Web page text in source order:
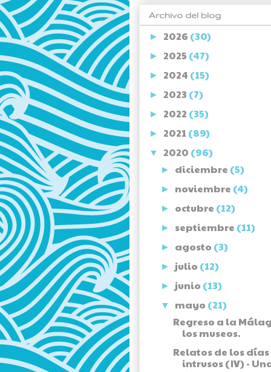
Archivo del blog
► 2026 (30)
► 2025 (47)
► 2024 (15)
► 2023 (7)
► 2022 (35)
► 2021 (89)
▼ 2020 (96)
► diciembre (5)
► noviembre (4)
► octubre (12)
► septiembre (11)
► agosto (3)
► julio (12)
► junio (13)
▼ mayo (21)
Regreso a la
los museos.
Relatos de los días
intrusos (IV) -